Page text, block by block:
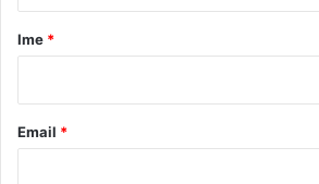
r
Ime *
Email *